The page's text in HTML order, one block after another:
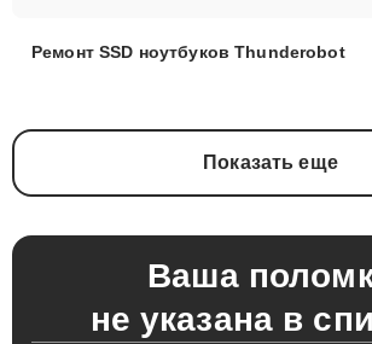
Ремонт SSD ноутбуков Thunderobot
Показать еще
Ваша
не указана в